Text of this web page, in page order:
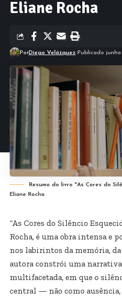
Eliane Rocha
PorDiego Velázquez Publicado junho
Resumo do livro "As Cores do
Eliane Rocha
“As Cores do Silêncio
Rocha, é uma obra intensa e
nos labirintos da memória, da
autora constrói uma
multifacetada, em que o
central — não como